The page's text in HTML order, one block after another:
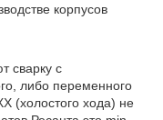
корпусов
сварку с
либо переменного
(холостого хода) не